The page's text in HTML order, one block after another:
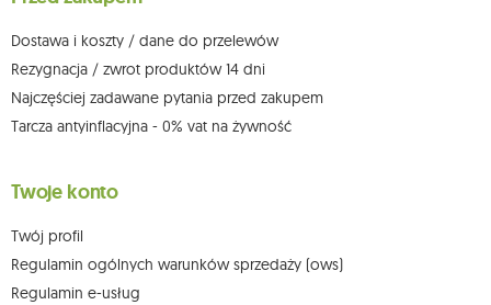
możesz kontaktować się z działem obsługi klienta Mouton Interactive pod
Więcej informacji: www.mouton.pl/ODO
Dostawa i koszty / dane do przelewów
Rezygnacja / zwrot produktów 14 dni
Najczęściej zadawane pytania przed zakupem
Tarcza antyinflacyjna - 0% vat na żywność
Twoje konto
Twój profil
Regulamin ogólnych warunków sprzedaży (ows)
Regulamin e-usług